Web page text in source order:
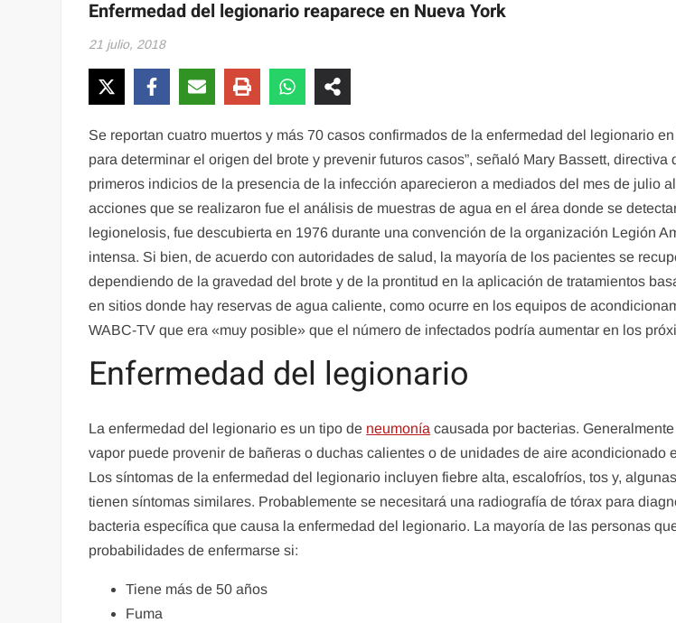
Enfermedad del legionario reaparece en Nueva York
21 julio, 2018
Se reportan cuatro muertos y más 70 casos confirmados de la enfermedad del legionario
para determinar el origen del brote y prevenir futuros casos”, señaló Mary Bassett,
primeros indicios de la presencia de la infección aparecieron a mediados del mes de julio
acciones que se realizaron fue el análisis de muestras de agua en el área donde se
legionelosis, fue descubierta en 1976 durante una convención de la organización Legión
intensa. Si bien, de acuerdo con autoridades de salud, la mayoría de los pacientes se
dependiendo de la gravedad del brote y de la prontitud en la aplicación de tratamientos
en sitios donde hay reservas de agua caliente, como ocurre en los equipos de
WABC-TV que era «muy posible» que el número de infectados podría aumentar en los
Enfermedad del legionario
La enfermedad del legionario es un tipo de neumonía causada por bacterias.
vapor puede provenir de bañeras o duchas calientes o de unidades de aire
Los síntomas de la enfermedad del legionario incluyen fiebre alta, escalofríos, tos y,
tienen síntomas similares. Probablemente se necesitará una radiografía de tórax para
bacteria específica que causa la enfermedad del legionario. La mayoría de las personas
probabilidades de enfermarse si:
Tiene más de 50 años
Fuma